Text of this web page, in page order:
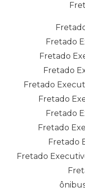
Fretado
Fretado
Fretado
Fretado
Fretado
Fretado
Fretado
Fretado
Fretado